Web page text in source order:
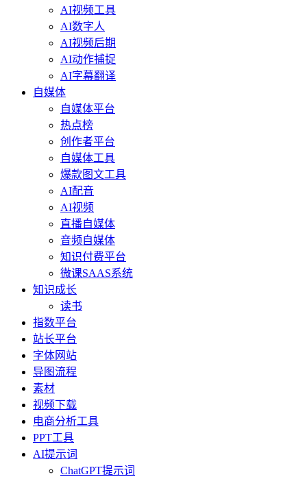
AI视频工具
AI数字人
AI视频后期
AI动作捕捉
AI字幕翻译
自媒体
自媒体平台
热点榜
创作者平台
自媒体工具
爆款图文工具
AI配音
AI视频
直播自媒体
音频自媒体
知识付费平台
微课SAAS系统
知识成长
读书
指数平台
站长平台
字体网站
导图流程
素材
视频下载
电商分析工具
PPT工具
AI提示词
ChatGPT提示词